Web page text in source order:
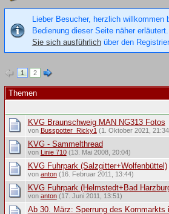
Lieber Besucher, herzlich
Bedienung dieser Seite näher
Sie sich ausführlichüber den
1 2
Themen
KVG Braunschweig MAN NG313 Fotos
von Busspotter_Ricky1(1. Oktober 2021,
KVG - Sammelthread
von Linie 710(13. Mai 2008, 20:04)
KVG Fuhrpark (Salzgitter+Wolfenbüttel)
von anton(16. Februar 2011, 13:44)
KVG Fuhrpark (Helmstedt+Bad
von anton(17. Juni 2011, 13:51)
Ab 30. März: Sperrung des Kornmarkts